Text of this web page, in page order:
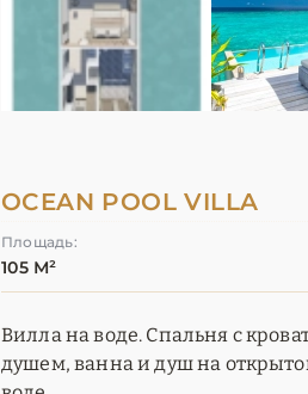
OCEAN POOL VILLA
Площадь:
105 М²
Вилла на воде. Спальня с
душем, ванна и душ на